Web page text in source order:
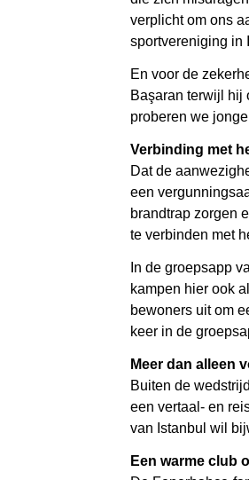
verplicht om ons
sportvereniging in
En voor de
Başaran terwijl hij
proberen we
Verbinding met
Dat de
een
brandtrap zorgen
te verbinden met
In de groepsapp
kampen hier ook
bewoners uit om
keer in de
Meer dan alleen
Buiten de
een vertaal- en
van Istanbul wil
Een warme club